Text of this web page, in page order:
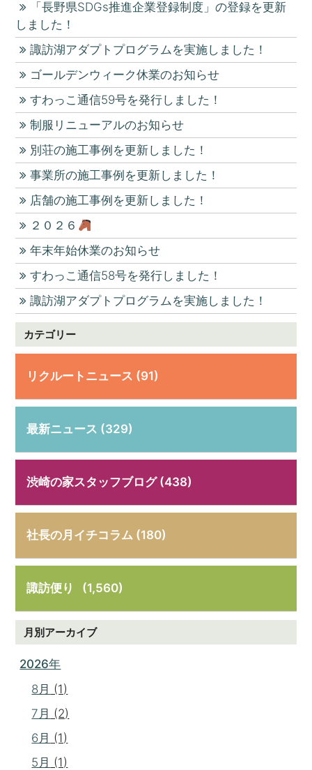
「長野県SDGs推進企業登録制度」の登録を更新
しました！
諏訪湖アダプトプログラムを実施しました！
ゴールデンウィーク休業のお知らせ
すわっこ通信59号を発行しました！
制服リニューアルのお知らせ
別荘の施工事例を更新しました！
事業所の施工事例を更新しました！
店舗の施工事例を更新しました！
２０２６
年末年始休業のお知らせ
すわっこ通信58号を発行しました！
諏訪湖アダプトプログラムを実施しました！
カテゴリー
リクルートニュース (91)
最新ニュース (329)
渋崎の家スタッフブログ (438)
社長の月イチコラム (180)
諏訪便り (1,560)
月別アーカイブ
2026年
8月 (1)
7月 (2)
6月 (1)
5月 (1)